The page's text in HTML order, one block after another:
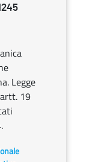
Legge
19